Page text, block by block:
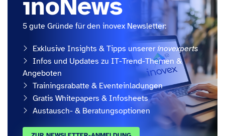
5 gute Gründe für den inovex Newsletter:
Exklusive Insights & Tipps unsererinovexperts
Infos und Updates zu IT-Trend-Themen &
Angeboten
Trainingsrabatte & Eventeinladungen
Gratis Whitepapers & Infosheets
Austausch- & Beratungsoptionen